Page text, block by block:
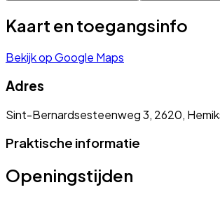
Kaart en toegangsinfo
Bekijk op Google Maps
Adres
Sint-Bernardsesteenweg 3, 2620,
Praktische informatie
Openingstijden